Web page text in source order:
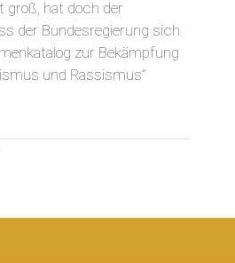
groß, hat doch der
der Bundesregierung sich
zur Bekämpfung
und Rassismus”